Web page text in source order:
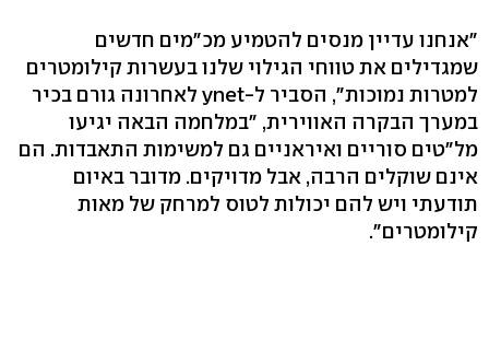
"אנחנו עדיין מנסים להטמיע מכ"מים חדשים
שמגדילים את טווחי הגילוי שלנו בעשרות קילומטרים
למטרות נמוכות", הסביר ל-ynet לאחרונה גורם בכיר
במערך הבקרה האווירית, "במלחמה הבאה יגיעו
מל"טים סוריים ואיראניים גם למשימות התאבדות. הם
אינם שוקלים הרבה, אבל מדויקים. מדובר באיום
תודעתי ויש להם יכולות לטוס למרחק של מאות
קילומטרים".